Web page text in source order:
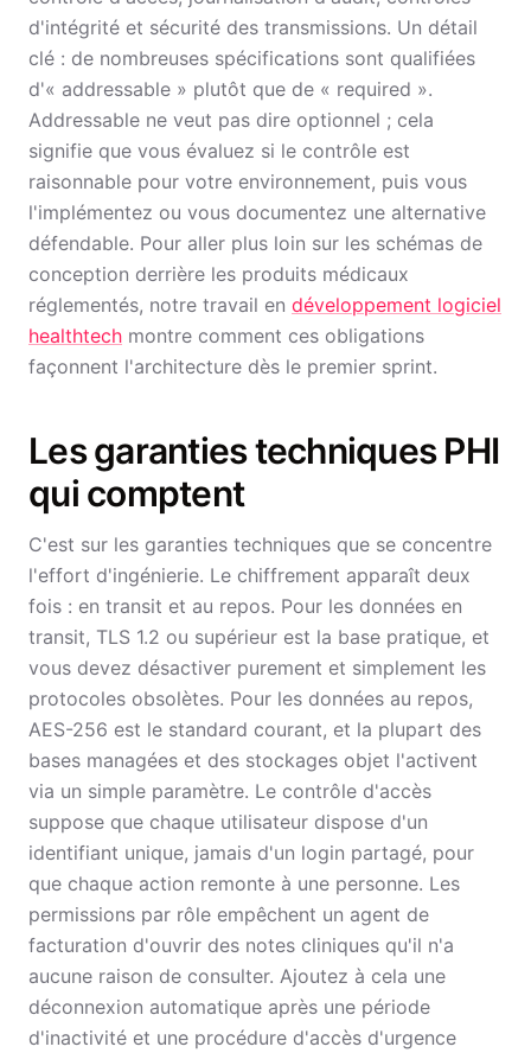
d'intégrité et sécurité des transmissions. Un détail
clé : de nombreuses spécifications sont qualifiées
d'« addressable » plutôt que de « required ».
Addressable ne veut pas dire optionnel ; cela
signifie que vous évaluez si le contrôle est
raisonnable pour votre environnement, puis vous
l'implémentez ou vous documentez une alternative
défendable. Pour aller plus loin sur les schémas de
conception derrière les produits médicaux
réglementés, notre travail en développement logiciel
healthtech montre comment ces obligations
façonnent l'architecture dès le premier sprint.
Les garanties techniques PHI
qui comptent
C'est sur les garanties techniques que se concentre
l'effort d'ingénierie. Le chiffrement apparaît deux
fois : en transit et au repos. Pour les données en
transit, TLS 1.2 ou supérieur est la base pratique, et
vous devez désactiver purement et simplement les
protocoles obsolètes. Pour les données au repos,
AES-256 est le standard courant, et la plupart des
bases managées et des stockages objet l'activent
via un simple paramètre. Le contrôle d'accès
suppose que chaque utilisateur dispose d'un
identifiant unique, jamais d'un login partagé, pour
que chaque action remonte à une personne. Les
permissions par rôle empêchent un agent de
facturation d'ouvrir des notes cliniques qu'il n'a
aucune raison de consulter. Ajoutez à cela une
déconnexion automatique après une période
d'inactivité et une procédure d'accès d'urgence